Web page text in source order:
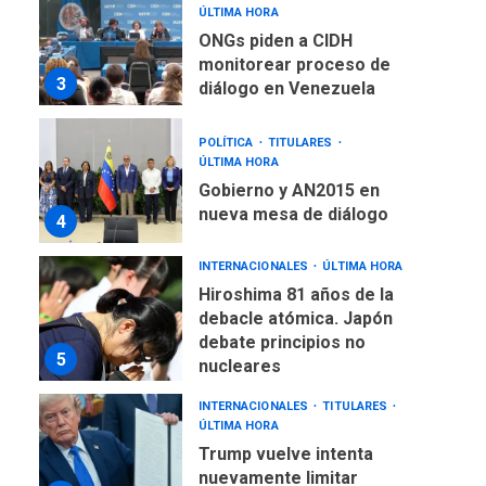
3
ÚLTIMA HORA
ONGs piden a CIDH
monitorear proceso de
diálogo en Venezuela
4
POLÍTICA
TITULARES
ÚLTIMA HORA
Gobierno y AN2015 en
nueva mesa de diálogo
5
INTERNACIONALES ÚLTIMA HORA
Hiroshima 81 años de la
debacle atómica. Japón
debate principios no
nucleares
INTERNACIONALES
TITULARES
ÚLTIMA HORA
Trump vuelve intenta
nuevamente limitar